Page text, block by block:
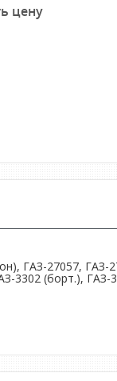
цену
ГАЗ-27057, ГАЗ-
3302 (борт.), ГАЗ-